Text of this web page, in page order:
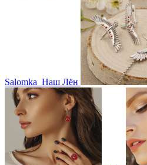
Salomka Наш Лён